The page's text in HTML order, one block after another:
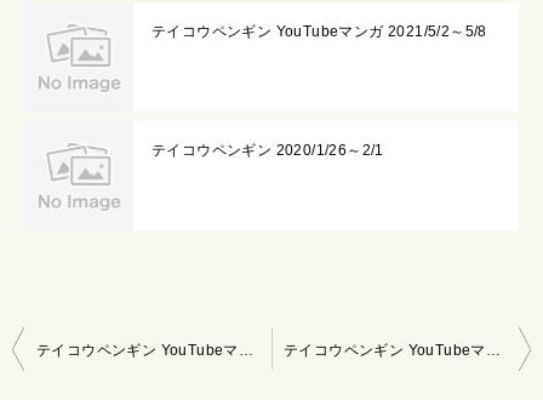
テイコウペンギン YouTubeマンガ 2021/5/2～5/8
テイコウペンギン 2020/1/26～2/1
投
テイコウペンギン YouTubeマンガ 2020/9/27～10/10 テイコウペンギン YouTubeマンガ 2020/10/25～11/7